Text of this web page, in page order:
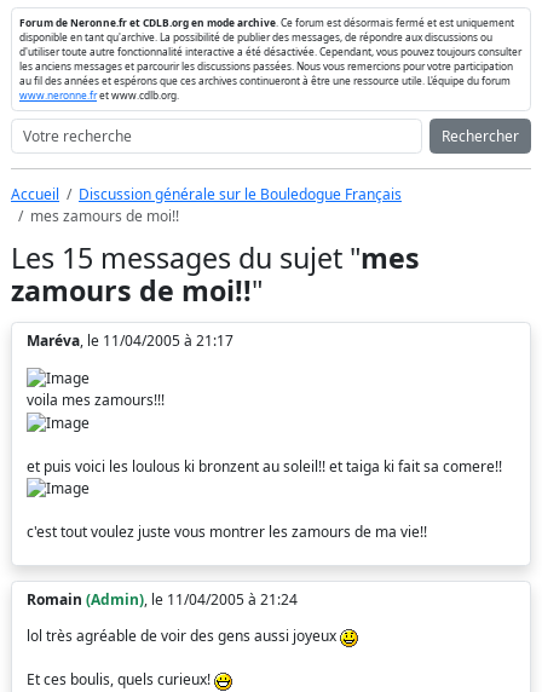
Forum de Neronne.fr et CDLB.org en mode archive . Ce forum est désormais fermé et est uniquement
disponible en tant qu'archive. La possibilité de publier des messages, de répondre aux discussions ou
d'utiliser toute autre fonctionnalité interactive a été désactivée. Cependant, vous pouvez toujours consulter
les anciens messages et parcourir les discussions passées. Nous vous remercions pour votre participation
au fil des années et espérons que ces archives continueront à être une ressource utile. L'équipe du forum
www.neronne.fret www.cdlb.org.
Rechercher
Accueil
Discussion générale sur le Bouledogue Français
mes zamours de moi!!
Les 15 messages du sujet "mes
zamours de moi!!"
Maréva, le 11/04/2005 à 21:17
voila mes zamours!!!
et puis voici les loulous ki bronzent au soleil!! et taiga ki fait sa comere!!
c'est tout voulez juste vous montrer les zamours de ma vie!!
Romain (Admin), le 11/04/2005 à 21:24
lol très agréable de voir des gens aussi joyeux
Et ces boulis, quels curieux!